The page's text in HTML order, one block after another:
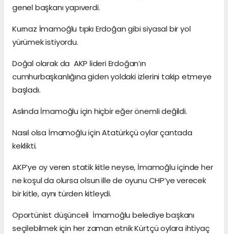
genel başkanı yapıverdi.
Kurnaz İmamoğlu tıpkı Erdoğan gibi siyasal bir yol
yürümek istiyordu.
Doğal olarak da AKP lideri Erdoğan’ın
cumhurbaşkanlığına giden yoldaki izlerini takip etmeye
başladı.
Aslında İmamoğlu için hiçbir eğer önemli değildi.
Nasıl olsa İmamoğlu için Atatürkçü oylar çantada
keklikti.
AKP’ye oy veren statik kitle neyse, İmamoğlu içinde her
ne koşul da olursa olsun ille de oyunu CHP’ye verecek
bir kitle, aynı türden kitleydi.
Oportünist düşünceli İmamoğlu belediye başkanı
seçilebilmek için her zaman etnik Kürtçü oylara ihtiyaç